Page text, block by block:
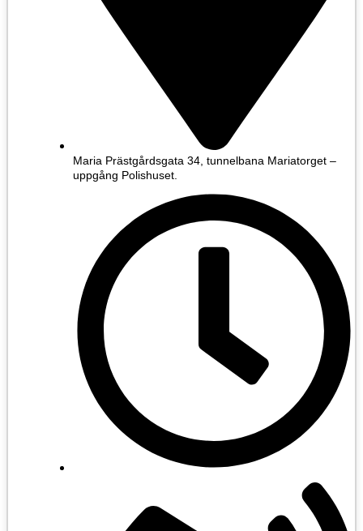
Maria Prästgårdsgata 34, tunnelbana Mariatorget –
uppgång Polishuset.